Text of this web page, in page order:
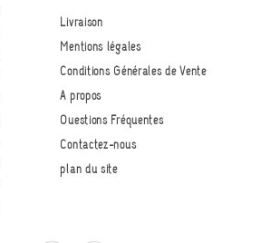
Livraison
Mentions légales
Conditions Générales de Vente
A propos
Questions Fréquentes
Contactez-nous
plan du site